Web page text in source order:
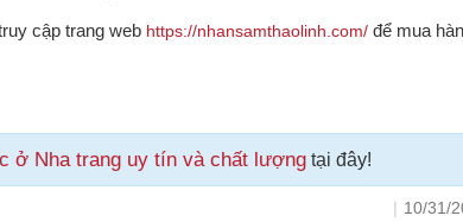
cập trang web https://nhansamthaolinh.com/để mua
ở Nha trang uy tín và chất lượngtại đây!
| 10/31/